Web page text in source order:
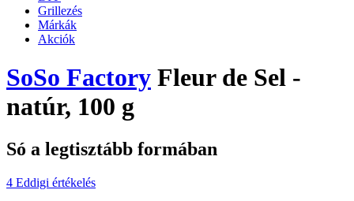
Grillezés
Márkák
Akciók
SoSo Factory Fleur de Sel -
natúr, 100 g
Só a legtisztább formában
4 Eddigi értékelés